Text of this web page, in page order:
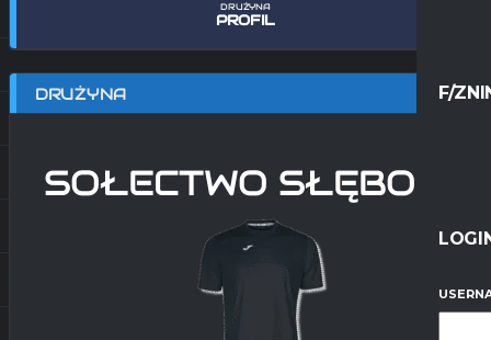
F/
DRUŻYNA
PROFIL
DRUŻYNA
SOŁECTWO SŁĘBOWO